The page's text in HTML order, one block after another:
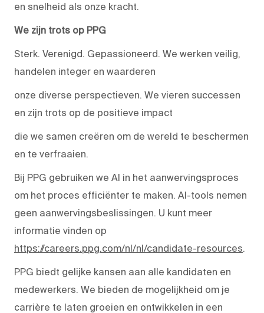
en snelheid als onze kracht.
We zijn trots op PPG
Sterk. Verenigd. Gepassioneerd. We werken veilig,
handelen integer en waarderen
onze diverse perspectieven. We vieren successen
en zijn trots op de positieve impact
die we samen creëren om de wereld te beschermen
en te verfraaien.
Bij PPG gebruiken we AI in het aanwervingsproces
om het proces efficiënter te maken. AI-tools nemen
geen aanwervingsbeslissingen. U kunt meer
informatie vinden op
https://careers.ppg.com/nl/nl/candidate-resources.
PPG biedt gelijke kansen aan alle kandidaten en
medewerkers. We bieden de mogelijkheid om je
carrière te laten groeien en ontwikkelen in een